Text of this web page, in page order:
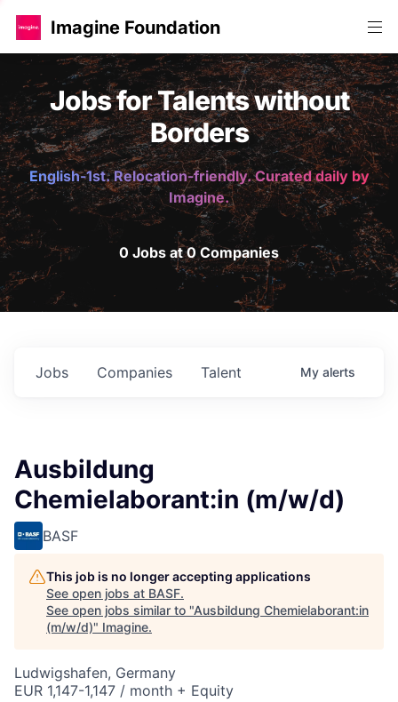
Imagine Foundation
Jobs for Talents without
Borders
English-1st. Relocation-friendly. Curated daily by
Imagine.
0 Jobs at 0 Companies
Jobs Companies Talent My alerts
Ausbildung
Chemielaborant:in (m/w/d)
BASF
This job is no longer accepting applications
See open jobs at BASF.
See open jobs similar to "Ausbildung Chemielaborant:in
(m/w/d)" Imagine.
Ludwigshafen, Germany
EUR 1,147-1,147 / month + Equity